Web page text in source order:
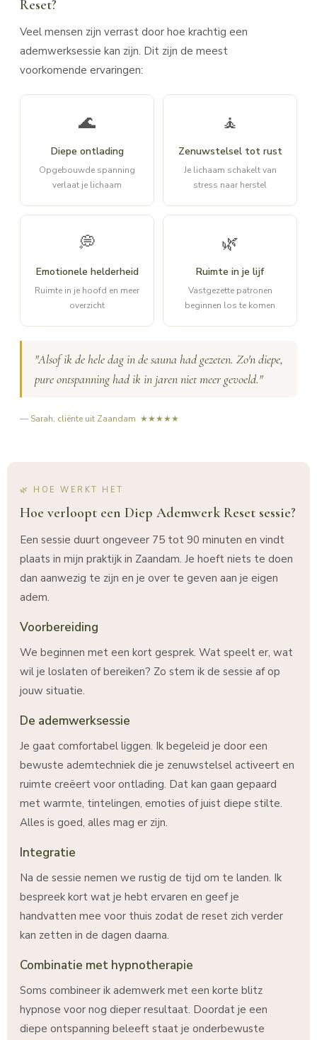
Reset?
Veel mensen zijn verrast door hoe krachtig een
ademwerksessie kan zijn. Dit zijn de meest
voorkomende ervaringen:
🌊
Diepe ontlading
Opgebouwde spanning
verlaat je lichaam
🧘
Zenuwstelsel tot rust
Je lichaam schakelt van
stress naar herstel
💭
Emotionele helderheid
Ruimte in je hoofd en meer
overzicht
🌿
Ruimte in je lijf
Vastgezette patronen
beginnen los te komen
"Alsof ik de hele dag in de sauna had gezeten. Zo'n diepe,
pure ontspanning had ik in jaren niet meer gevoeld."
— Sarah, cliënte uit Zaandam ★★★★★
🌿 HOE WERKT HET
Hoe verloopt een Diep Ademwerk Reset sessie?
Een sessie duurt ongeveer 75 tot 90 minuten en vindt
plaats in mijn praktijk in Zaandam. Je hoeft niets te doen
dan aanwezig te zijn en je over te geven aan je eigen
adem.
Voorbereiding
We beginnen met een kort gesprek. Wat speelt er, wat
wil je loslaten of bereiken? Zo stem ik de sessie af op
jouw situatie.
De ademwerksessie
Je gaat comfortabel liggen. Ik begeleid je door een
bewuste ademtechniek die je zenuwstelsel activeert en
ruimte creëert voor ontlading. Dat kan gaan gepaard
met warmte, tintelingen, emoties of juist diepe stilte.
Alles is goed, alles mag er zijn.
Integratie
Na de sessie nemen we rustig de tijd om te landen. Ik
bespreek kort wat je hebt ervaren en geef je
handvatten mee voor thuis zodat de reset zich verder
kan zetten in de dagen daarna.
Combinatie met hypnotherapie
Soms combineer ik ademwerk met een korte blitz
hypnose voor nog dieper resultaat. Doordat je een
diepe ontspanning beleeft staat je onderbewuste